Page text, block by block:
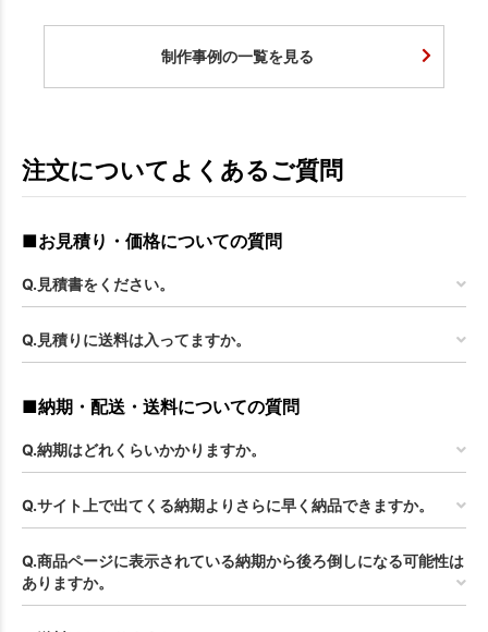
制作事例の一覧を見る
注文についてよくあるご質問
■お見積り・価格についての質問
Q.見積書をください。
Q.見積りに送料は入ってますか。
■納期・配送・送料についての質問
Q.納期はどれくらいかかりますか。
Q.サイト上で出てくる納期よりさらに早く納品できますか。
Q.商品ページに表示されている納期から後ろ倒しになる可能性は
ありますか。